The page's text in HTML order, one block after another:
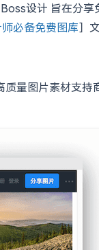
设计 旨在分
必备免费图库］
量图片素材支